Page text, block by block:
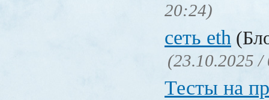
20:24)
сеть eth
(23.10.2025 /
Тесты на